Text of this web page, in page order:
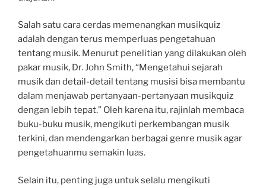
Salah satu cara cerdas memenangkan musikquiz
adalah dengan terus memperluas pengetahuan
tentang musik. Menurut penelitian yang dilakukan oleh
pakar musik, Dr. John Smith, “Mengetahui sejarah
musik dan detail-detail tentang musisi bisa membantu
dalam menjawab pertanyaan-pertanyaan musikquiz
dengan lebih tepat.” Oleh karena itu, rajinlah membaca
buku-buku musik, mengikuti perkembangan musik
terkini, dan mendengarkan berbagai genre musik agar
pengetahuanmu semakin luas.
Selain itu, penting juga untuk selalu mengikuti